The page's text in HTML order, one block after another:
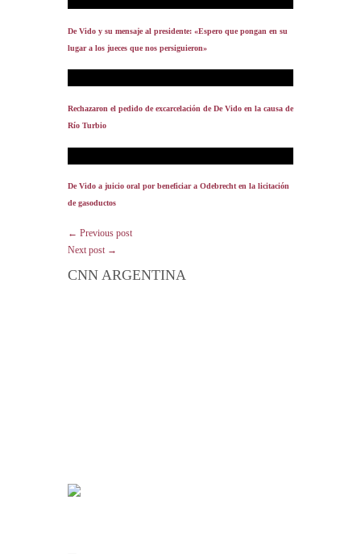
De Vido y su mensaje al presidente: «Espero que pongan en su
lugar a los jueces que nos persiguieron»
Rechazaron el pedido de excarcelación de De Vido en la causa de
Río Turbio
De Vido a juicio oral por beneficiar a Odebrecht en la licitación
de gasoductos
← Previous post
Next post →
CNN ARGENTINA